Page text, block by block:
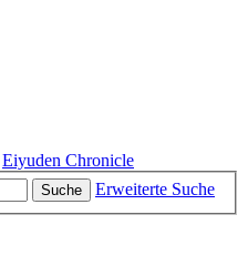
Eiyuden Chronicle
Suche
Erweiterte Suche